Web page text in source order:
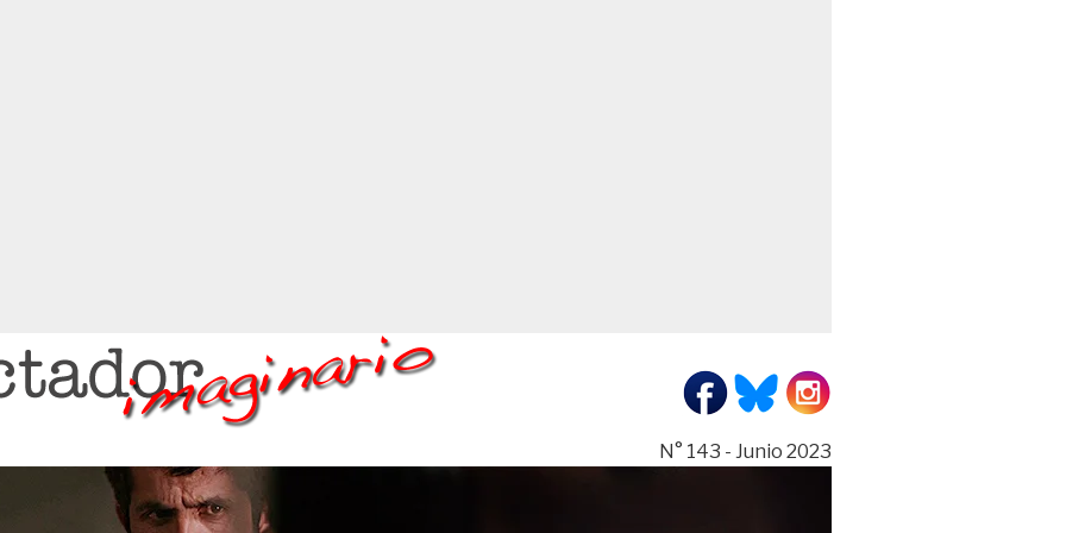
N° 143 - Junio 2023